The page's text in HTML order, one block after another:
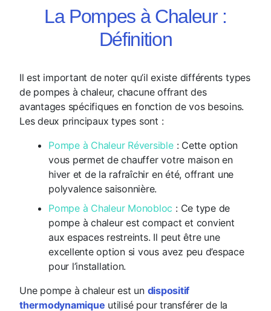
La Pompes à Chaleur :
Définition
Il est important de noter qu’il existe différents types
de pompes à chaleur, chacune offrant des
avantages spécifiques en fonction de vos besoins.
Les deux principaux types sont :
Pompe à Chaleur Réversible: Cette option
vous permet de chauffer votre maison en
hiver et de la rafraîchir en été, offrant une
polyvalence saisonnière.
Pompe à Chaleur Monobloc : Ce type de
pompe à chaleur est compact et convient
aux espaces restreints. Il peut être une
excellente option si vous avez peu d’espace
pour l’installation.
Une pompe à chaleur est un dispositif
thermodynamique utilisé pour transférer de la